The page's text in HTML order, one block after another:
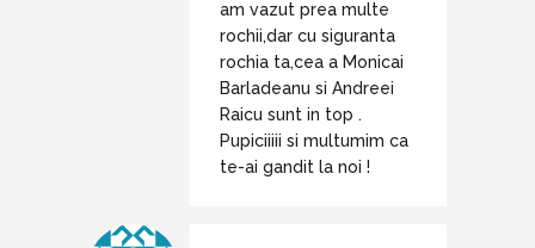
am vazut prea multe
rochii,dar cu siguranta
rochia ta,cea a Monicai
Barladeanu si Andreei
Raicu sunt in top .
Pupiciiiii si multumim ca
te-ai gandit la noi !